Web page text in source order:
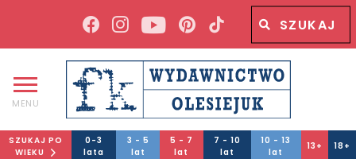
Wyszukiwana fraza
MENU
SZUKAJ PO
WIEKU
0-3
lata
3 - 5
lat
5 - 7
lat
7 - 10
lat
10 - 13
lat
13+ 18+